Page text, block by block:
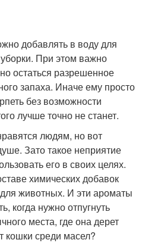
добавлять в воду для
При этом важно
остаться разрешенное
запаха. Иначе ему просто
без возможности
лучше точно не станет.
людям, но вот
Зато такое неприятие
его в своих целях.
химических добавок
животных. И эти ароматы
когда нужно отпугнуть
места, где она дерет
кошки среди масел?